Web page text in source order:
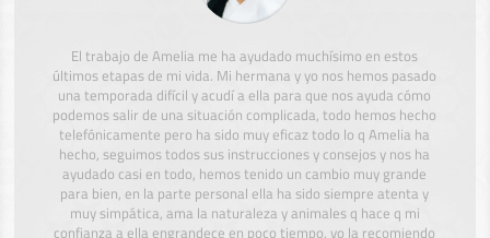
El trabajo de Amelia me ha ayudado muchísimo en estos
últimos etapas de mi vida. Mi hermana y yo nos hemos pasado
una temporada difícil y acudí a ella para que nos ayuda cómo
podemos salir de una situación complicada, todo hemos hecho
telefónicamente pero ha sido muy eficaz todo lo q Amelia ha
hecho, seguimos todos sus instrucciones y consejos y nos ha
ayudado casi en todo, hemos tenido un cambio muy grande
para bien, en la parte personal ella ha sido siempre atenta y
muy simpática, ama la naturaleza y animales q hace q mi
confianza a ella engrandece en poco tiempo, yo la recomiendo